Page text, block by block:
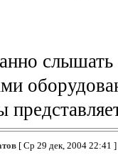
[ Ср 29 дек, 2004 22:41 ]